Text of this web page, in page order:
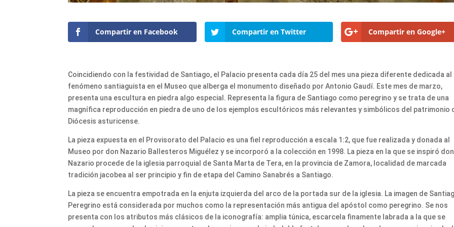
Compartir en Facebook Compartir en Twitter Compartir en Google+
Coincidiendo con la festividad de Santiago, el Palacio presenta cada día 25 del mes una pieza diferente dedicada al
fenómeno santiaguista en el Museo que alberga el monumento diseñado por Antonio Gaudí. Este mes de marzo,
presenta una escultura en piedra algo especial. Representa la figura de Santiago como peregrino y se trata de una
magnífica reproducción en piedra de uno de los ejemplos escultóricos más relevantes y simbólicos del patrimonio
Diócesis asturicense.
La pieza expuesta en el Provisorato del Palacio es una fiel reproducción a escala 1:2, que fue realizada y donada al
Museo por don Nazario Ballesteros Miguélez y se incorporó a la colección en 1998. La pieza en la que se inspiró don
Nazario procede de la iglesia parroquial de Santa Marta de Tera, en la provincia de Zamora, localidad de marcada
tradición jacobea al ser principio y fin de etapa del Camino Sanabrés a Santiago.
La pieza se encuentra empotrada en la enjuta izquierda del arco de la portada sur de la iglesia. La imagen de
Peregrino está considerada por muchos como la representación más antigua del apóstol como peregrino. Se nos
presenta con los atributos más clásicos de la iconografía: amplia túnica, escarcela finamente labrada a la que se